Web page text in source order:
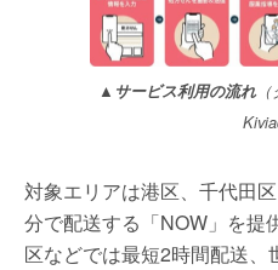
▲サービス利用の流れ（
対象エリアは港区、千代田
分で配送する「NOW」を提
区などでは最短2時間配送